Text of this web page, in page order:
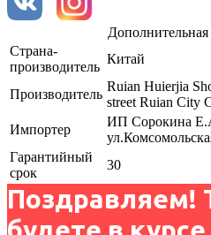
Страна-
производитель
Китай
Производитель
Ruian Huierjia
street Ruian City
Импортер
ИП Сорокина
Гарантийный
срок
30
Поздравляем!